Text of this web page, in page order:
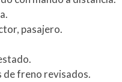
pasajero.
de freno revisados.